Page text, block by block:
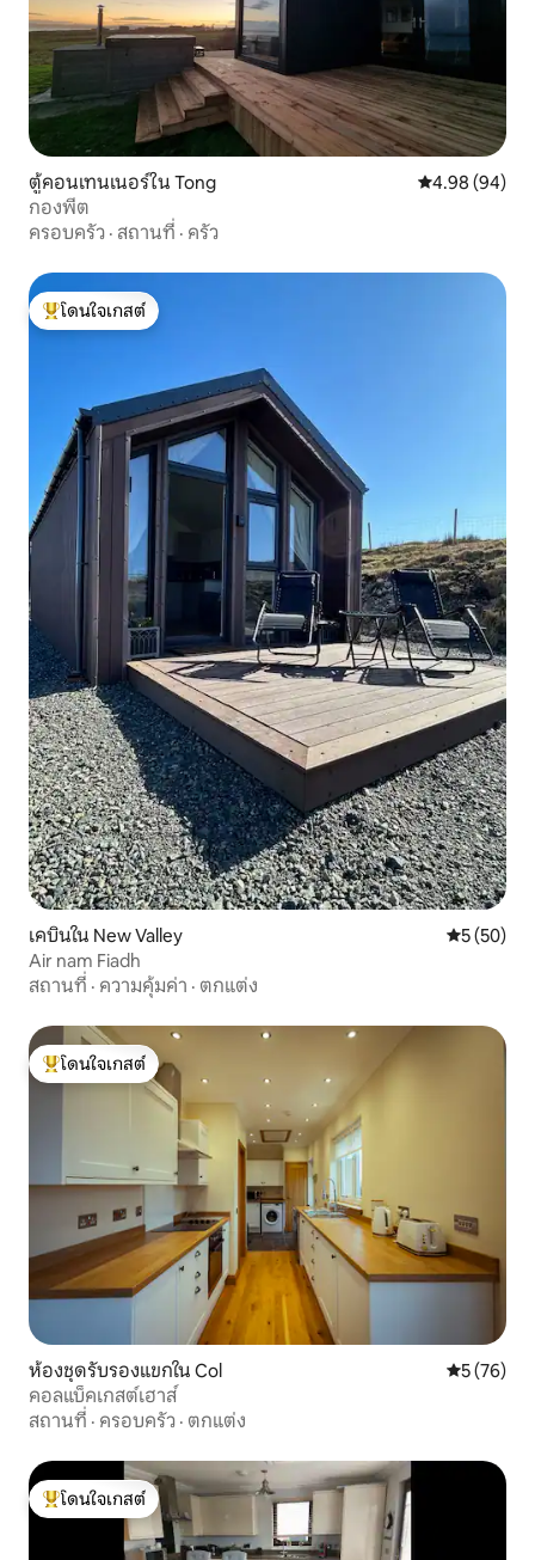
ตู้คอนเทนเนอร์ใน Tong คะแนนเฉลี่ย
4.98 (94)
กองพีต
ครอบครัว · สถานที่ · ครัว
โดนใจเกสต์ที่สุด
โดนใจเกสต์
เคบินใน New Valley คะแนนเฉลี่
5 (50)
Air nam Fiadh
สถานที่ · ความคุ้มค่า · ตกแต่ง
โดนใจเกสต์ที่สุด
โดนใจเกสต์
ห้องชุดรับรองแขกใน Col คะแนนเฉลี่
5 (76)
คอลแบ็คเกสต์เฮาส์
สถานที่ · ครอบครัว · ตกแต่ง
โดนใจเกสต์ที่สุด
โดนใจเกสต์